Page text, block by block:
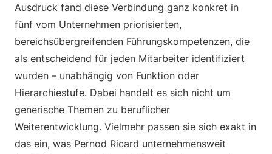
Ausdruck fand diese Verbindung ganz konkret in
fünf vom Unternehmen priorisierten,
bereichsübergreifenden Führungskompetenzen, die
als entscheidend für jeden Mitarbeiter identifiziert
wurden – unabhängig von Funktion oder
Hierarchiestufe. Dabei handelt es sich nicht um
generische Themen zu beruflicher
Weiterentwicklung. Vielmehr passen sie sich exakt in
das ein, was Pernod Ricard unternehmensweit